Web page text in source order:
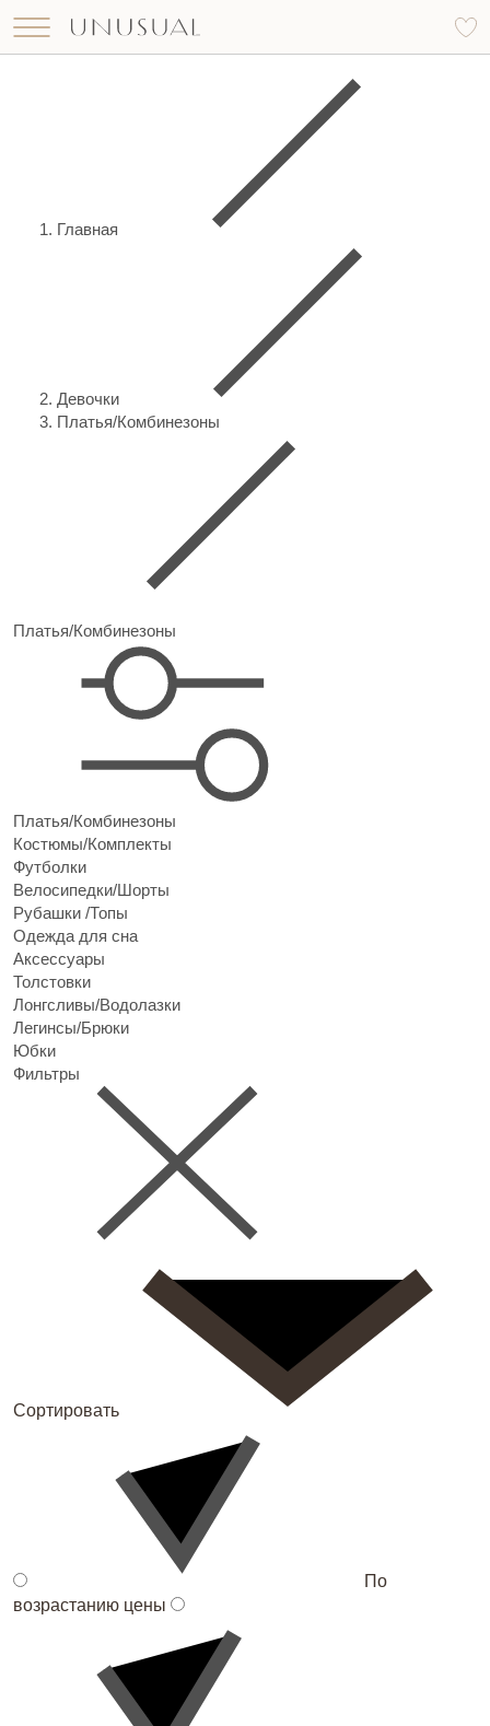
Главная
Девочки
Платья/Комбинезоны
Платья/Комбинезоны
Платья/Комбинезоны
Костюмы/Комплекты
Футболки
Велосипедки/Шорты
Рубашки /Топы
Одежда для сна
Аксессуары
Толстовки
Лонгсливы/Водолазки
Легинсы/Брюки
Юбки
Фильтры
Сортировать
По
возрастанию цены